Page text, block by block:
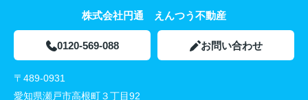
株式会社円通 えんつう不動産
0120-569-088 お問い合わせ
〒489-0931
愛知県瀬戸市高根町３丁目92